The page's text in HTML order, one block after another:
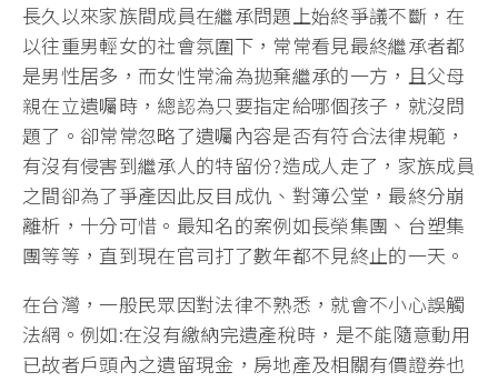
長久以來家族間成員在繼承問題上始終爭議不斷，在
以往重男輕女的社會氛圍下，常常看見最終繼承者都
是男性居多，而女性常淪為拋棄繼承的一方，且父母
親在立遺囑時，總認為只要指定給哪個孩子，就沒問
題了。卻常常忽略了遺囑內容是否有符合法律規範，
有沒有侵害到繼承人的特留份?造成人走了，家族成員
之間卻為了爭產因此反目成仇、對簿公堂，最終分崩
離析，十分可惜。最知名的案例如長榮集團、台塑集
團等等，直到現在官司打了數年都不見終止的一天。
在台灣，一般民眾因對法律不熟悉，就會不小心誤觸
法網。例如:在沒有繳納完遺產稅時，是不能隨意動用
已故者戶頭內之遺留現金，房地產及相關有價證券也